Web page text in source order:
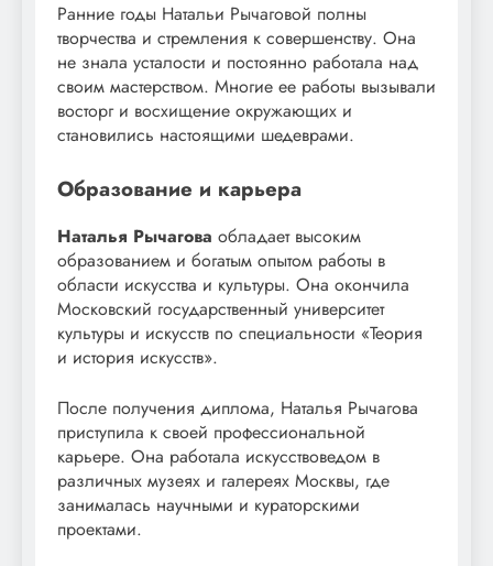
Ранние годы Натальи Рычаговой полны
творчества и стремления к совершенству. Она
не знала усталости и постоянно работала над
своим мастерством. Многие ее работы вызывали
восторг и восхищение окружающих и
становились настоящими шедеврами.
Образование и карьера
Наталья Рычагова обладает высоким
образованием и богатым опытом работы в
области искусства и культуры. Она окончила
Московский государственный университет
культуры и искусств по специальности «Теория
и история искусств».
После получения диплома, Наталья Рычагова
приступила к своей профессиональной
карьере. Она работала искусствоведом в
различных музеях и галереях Москвы, где
занималась научными и кураторскими
проектами.